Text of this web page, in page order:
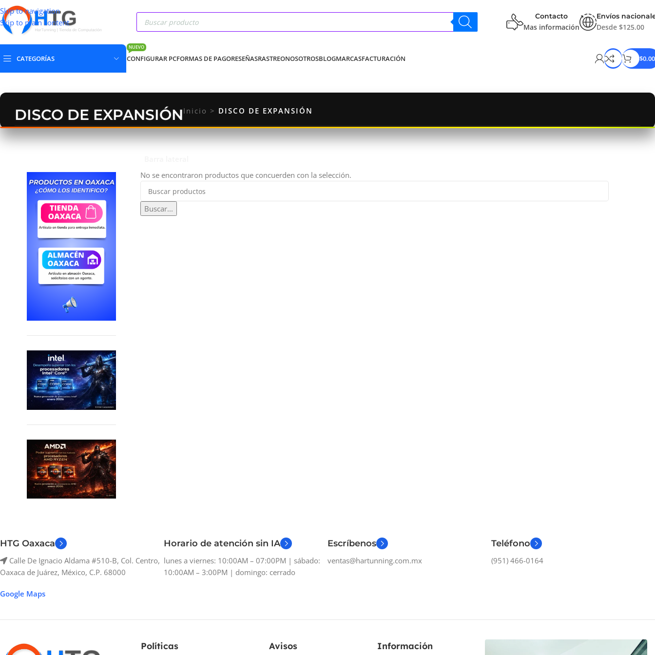
Skip to navigation
Skip to main content
Contacto
Mas información
Envíos
Desde $125.00
CATEGORÍAS CONFIGURAR PC
NUEVO
FORMAS DE PAGORESEÑASRASTREONOSOTROSBLOGMARCASFACTURACIÓN $0.00
DISCO DE EXPANSIÓNInicio > DISCO DE EXPANSIÓN
No se encontraron productos que concuerden con la selección.
Buscar...
HTG Oaxaca
Calle De Ignacio Aldama #510-B, Col. Centro,
Oaxaca de Juárez, México, C.P. 68000
Google Maps
Horario de atención sin IA
lunes a viernes: 10:00AM – 07:00PM | sábado:
10:00AM – 3:00PM | domingo: cerrado
Escríbenos
ventas@hartunning.com.mx
Teléfono
(951) 466-0164
Políticas Avisos Información